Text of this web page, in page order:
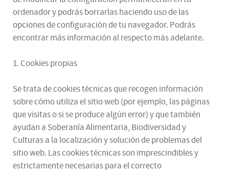
ordenador y podrás borrarlas haciendo uso de las
opciones de configuración de tu navegador. Podrás
encontrar más información al respecto más adelante.
1. Cookies propias
Se trata de cookies técnicas que recogen información
sobre cómo utiliza el sitio web (por ejemplo, las páginas
que visitas o si se produce algún error) y que también
ayudan a Soberanía Alimentaria, Biodiversidad y
Culturas a la localización y solución de problemas del
sitio web. Las cookies técnicas son imprescindibles y
estrictamente necesarias para el correcto